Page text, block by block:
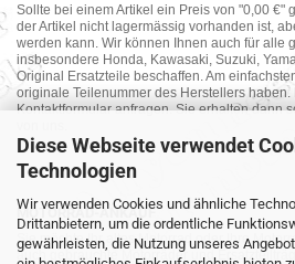
Diese Webseite verwendet
Technologien
Wir verwenden Cookies und ähnliche
Drittanbietern, um die ordentliche
gewährleisten, die Nutzung unseres
Sollte bei einem Artikel ein Preis von "0,00 €"
der Artikel nicht lagermässig vorhanden ist,
werden kann. Wir können Ihnen auch für alle
insbesondere Honda, Kawasaki, Suzuki,
Original Ersatzteile beschaffen. Am
originale Teilenummer des Herstellers haben.
Kontaktformular anfragen. Sie erhalten dann
MOTORRAD-ANKAUF
Sie möchte Ihr altes Motorrad oder Ihre
auch gebrauchte Motorräder und